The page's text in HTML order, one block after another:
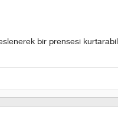
bir prensesi